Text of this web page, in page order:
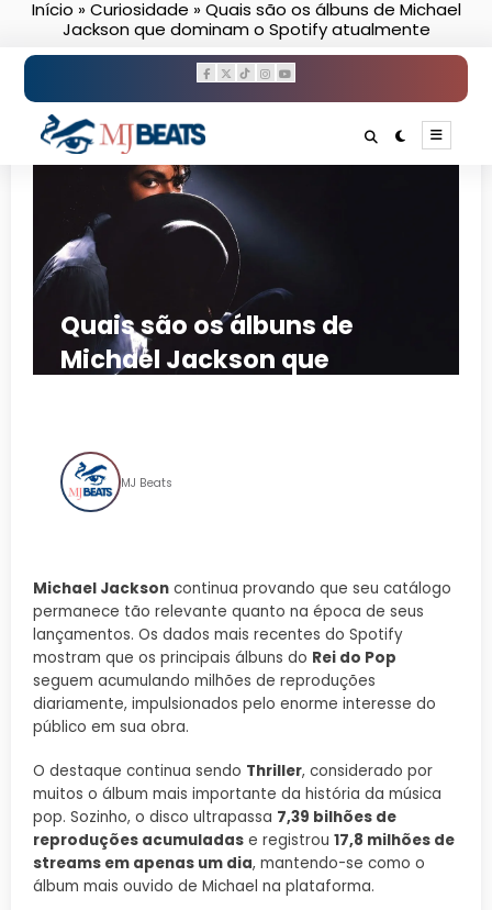
Início »Curiosidade »Quais são os álbuns de Michael
Jackson que dominam o Spotify atualmente
Quais são os álbuns de
Michael Jackson que
MJ Beats
Michael Jackson continua provando que seu catálogo
permanece tão relevante quanto na época de seus
lançamentos. Os dados mais recentes do Spotify
mostram que os principais álbuns do Rei do Pop
seguem acumulando milhões de reproduções
diariamente, impulsionados pelo enorme interesse do
público em sua obra.
O destaque continua sendo Thriller, considerado por
muitos o álbum mais importante da história da música
pop. Sozinho, o disco ultrapassa 7,39 bilhões de
reproduções acumuladas e registrou 17,8 milhões de
streams em apenas um dia, mantendo-se como o
álbum mais ouvido de Michael na plataforma.